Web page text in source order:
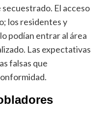
El acceso
los residentes y
podían entrar al área
Las expectativas
falsas que